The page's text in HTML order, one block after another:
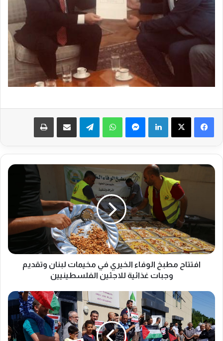
فيسبوك ‫X لينكدإن واتساب تيلقرام
ا
ح
ط
ب
و
ء
ا
افتتاح مطبخ الوفاء الخيري في مخيمات لبنان وتقديم
وجبات غذائية للاجئين الفلسطينيين
ا
م
ن
ت